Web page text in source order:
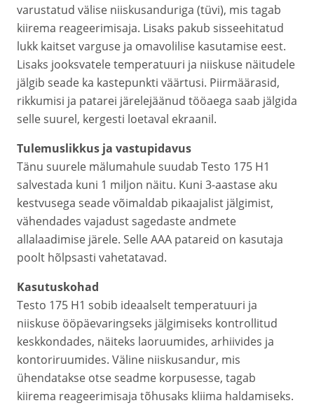
varustatud välise niiskusanduriga (tüvi), mis tagab
kiirema reageerimisaja. Lisaks pakub sisseehitatud
lukk kaitset varguse ja omavolilise kasutamise eest.
Lisaks jooksvatele temperatuuri ja niiskuse näitudele
jälgib seade ka kastepunkti väärtusi. Piirmäärasid,
rikkumisi ja patarei järelejäänud tööaega saab jälgida
selle suurel, kergesti loetaval ekraanil.
Tulemuslikkus ja vastupidavus
Tänu suurele mälumahule suudab Testo 175 H1
salvestada kuni 1 miljon näitu. Kuni 3-aastase aku
kestvusega seade võimaldab pikaajalist jälgimist,
vähendades vajadust sagedaste andmete
allalaadimise järele. Selle AAA patareid on kasutaja
poolt hõlpsasti vahetatavad.
Kasutuskohad
Testo 175 H1 sobib ideaalselt temperatuuri ja
niiskuse ööpäevaringseks jälgimiseks kontrollitud
keskkondades, näiteks laoruumides, arhiivides ja
kontoriruumides. Väline niiskusandur, mis
ühendatakse otse seadme korpusesse, tagab
kiirema reageerimisaja tõhusaks kliima haldamiseks.